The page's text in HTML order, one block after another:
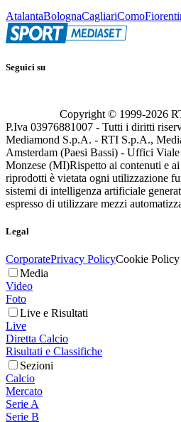
AtalantaBolognaCagliariComo
Seguici su
Copyright © 1999-2026
P.Iva 03976881007 - Tutti i diritti
Mediamond S.p.A. - RTI S.p.A.,
Amsterdam (Paesi Bassi) - Uffici
Monzese (MI)Rispetto ai contenuti e
riprodotti è vietata ogni utilizzazione
sistemi di intelligenza artificiale
espresso di utilizzare mezzi
Legal
CorporatePrivacy PolicyCookie Policy
Media
Video
Foto
Live e Risultati
Live
Diretta Calcio
Risultati e Classifiche
Sezioni
Calcio
Mercato
Serie A
Serie B